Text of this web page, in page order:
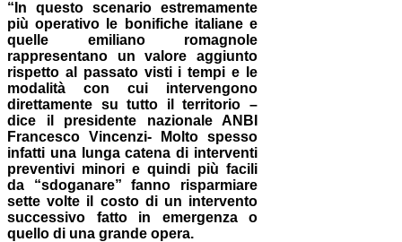
“In questo scenario estremamente
più operativo le bonifiche italiane e
quelle emiliano romagnole
rappresentano un valore aggiunto
rispetto al passato visti i tempi e le
modalità con cui intervengono
direttamente su tutto il territorio –
dice il presidente nazionale ANBI
Francesco Vincenzi- Molto spesso
infatti una lunga catena di interventi
preventivi minori e quindi più facili
da “sdoganare” fanno risparmiare
sette volte il costo di un intervento
successivo fatto in emergenza o
quello di una grande opera.